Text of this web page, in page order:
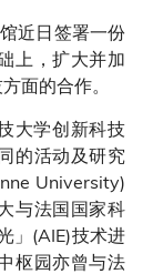
近日签署一份
上，扩大并加
面的合作。
大学创新科技
的活动及研究
University)
与法国国家科
」(AIE)技术进
枢园亦曾与法